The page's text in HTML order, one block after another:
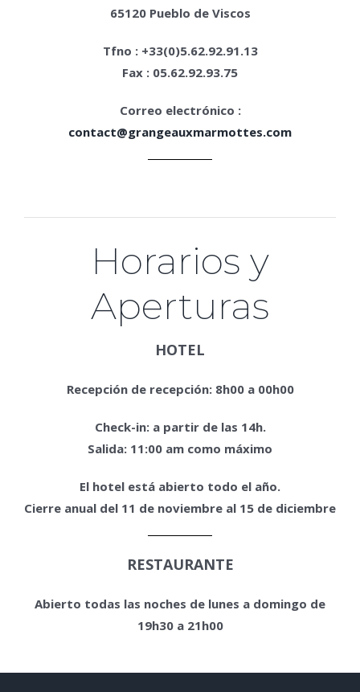
65120 Pueblo de Viscos
Tfno : +33(0)5.62.92.91.13
Fax : 05.62.92.93.75
Correo electrónico :
contact@grangeauxmarmottes.com
Horarios y
Aperturas
HOTEL
Recepción de recepción: 8h00 a 00h00
Check-in: a partir de las 14h.
Salida: 11:00 am como máximo
El hotel está abierto todo el año.
Cierre anual del 11 de noviembre al 15 de diciembre
RESTAURANTE
Abierto todas las noches de lunes a domingo de
19h30 a 21h00